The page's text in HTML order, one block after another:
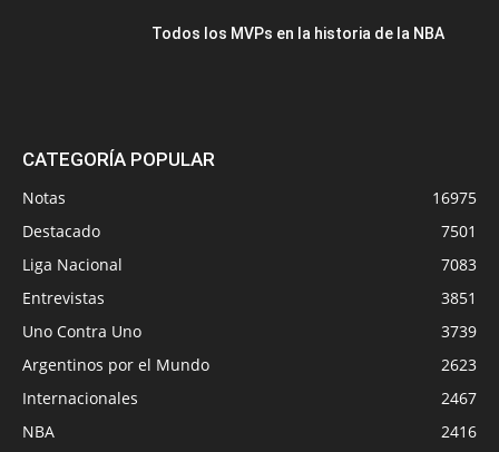
Todos los MVPs en la historia de la NBA
CATEGORÍA POPULAR
Notas
16975
Destacado
7501
Liga Nacional
7083
Entrevistas
3851
Uno Contra Uno
3739
Argentinos por el Mundo
2623
Internacionales
2467
NBA
2416